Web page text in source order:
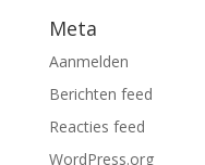
Meta
Aanmelden
Berichten feed
Reacties feed
WordPress.org